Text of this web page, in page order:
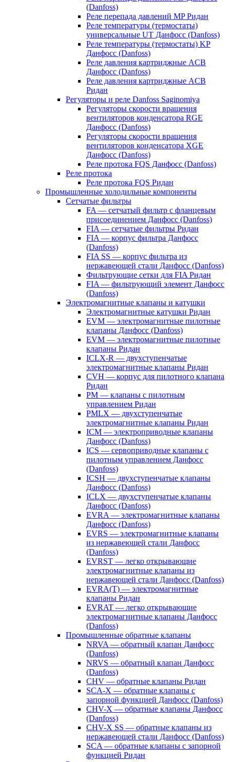
(Danfoss)
Реле перепада давлений MP Ридан
Реле температуры (термостаты)
универсальные UT Данфосс (Danfoss)
Реле температуры (термостаты) KP
Данфосс (Danfoss)
Реле давления картриджные ACB
Данфосс (Danfoss)
Реле давления картриджные ACB
Ридан
Регуляторы и реле Danfoss Saginomiya
Регуляторы скорости вращения
вентиляторов конденсатора RGE
Данфосс (Danfoss)
Регуляторы скорости вращения
вентиляторов конденсатора XGE
Данфосс (Danfoss)
Реле протока FQS Данфосс (Danfoss)
Реле протока
Реле протока FQS Ридан
Промышленные холодильные компоненты
Сетчатые фильтры
FA — сетчатый фильтр с фланцевым
присоединением Данфосс (Danfoss)
FIA — сетчатые фильтры Ридан
FIA — корпус фильтра Данфосс
(Danfoss)
FIA SS — корпус фильтра из
нержавеющей стали Данфосс (Danfoss)
Фильтрующие сетки для FIA Ридан
FIA — фильтрующий элемент Данфосс
(Danfoss)
Электромагнитные клапаны и катушки
Электромагнитные катушки Ридан
EVM — электромагнитные пилотные
клапаны Данфосс (Danfoss)
EVM — электромагнитные пилотные
клапаны Ридан
ICLX-R — двухступенчатые
электромагнитные клапаны Ридан
CVH — корпус для пилотного клапана
Ридан
PM — клапаны с пилотным
управлением Ридан
PMLX — двухступенчатые
электромагнитные клапаны Ридан
ICM — электроприводные клапаны
Данфосс (Danfoss)
ICS — сервоприводные клапаны с
пилотным управлением Данфосс
(Danfoss)
ICSH — двухступенчатые клапаны
Данфосс (Danfoss)
ICLX — двухступенчатые клапаны
Данфосс (Danfoss)
EVRA — электромагнитные клапаны
Данфосс (Danfoss)
EVRS — электромагнитные клапаны
из нержавеющей стали Данфосс
(Danfoss)
EVRST — легко открывающие
электромагнитные клапаны из
нержавеющей стали Данфосс (Danfoss)
EVRA(T) — электромагнитные
клапаны Ридан
EVRAT — легко открывающие
электромагнитные клапаны Данфосс
(Danfoss)
Промышленные обратные клапаны
NRVA — обратный клапан Данфосс
(Danfoss)
NRVS — обратный клапан Данфосс
(Danfoss)
CHV — обратные клапаны Ридан
SCA-X — обратные клапаны с
запорной функцией Данфосс (Danfoss)
CHV-X — обратные клапаны Данфосс
(Danfoss)
CHV-X SS — обратные клапаны из
нержавеющей стали Данфосс (Danfoss)
SCA — обратные клапаны с запорной
функцией Ридан